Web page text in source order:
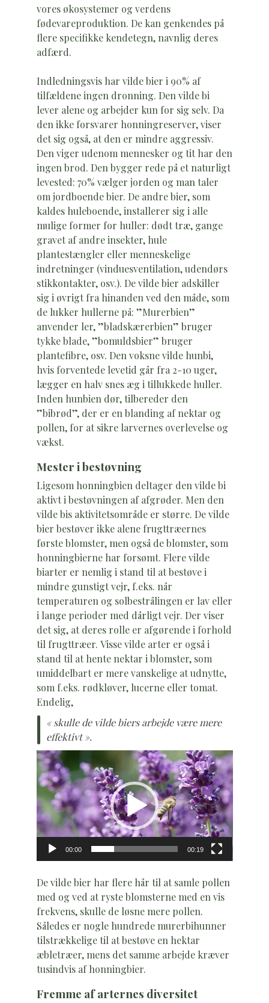
vores økosystemer og verdens
fødevareproduktion. De kan genkendes på
flere specifikke kendetegn, navnlig deres
adfærd.
Indledningsvis har vilde bier i 90% af
tilfældene ingen dronning. Den vilde bi
lever alene og arbejder kun for sig selv. Da
den ikke forsvarer honningreserver, viser
det sig også, at den er mindre aggressiv.
Den viger udenom mennesker og tit har den
ingen brod. Den bygger rede på et naturligt
levested: 70% vælger jorden og man taler
om jordboende bier. De andre bier, som
kaldes huleboende, installerer sig i alle
mulige former for huller: dødt træ, gange
gravet af andre insekter, hule
plantestængler eller menneskelige
indretninger (vinduesventilation, udendørs
stikkontakter, osv.). De vilde bier adskiller
sig i øvrigt fra hinanden ved den måde, som
de lukker hullerne på: ”Murerbien”
anvender ler, ”bladskærerbien” bruger
tykke blade, ”bomuldsbier” bruger
plantefibre, osv. Den voksne vilde hunbi,
hvis forventede levetid går fra 2-10 uger,
lægger en halv snes æg i tillukkede huller.
Inden hunbien dør, tilbereder den
”bibrød”, der er en blanding af nektar og
pollen, for at sikre larvernes overlevelse og
vækst.
Mester i bestøvning
Ligesom honningbien deltager den vilde bi
aktivt i bestøvningen af afgrøder. Men den
vilde bis aktivitetsområde er større. De vilde
bier bestøver ikke alene frugttræernes
første blomster, men også de blomster, som
honningbierne har forsømt. Flere vilde
biarter er nemlig i stand til at bestøve i
mindre gunstigt vejr, f.eks. når
temperaturen og solbestrålingen er lav eller
i lange perioder med dårligt vejr. Der viser
det sig, at deres rolle er afgørende i forhold
til frugttræer. Visse vilde arter er også i
stand til at hente nektar i blomster, som
umiddelbart er mere vanskelige at udnytte,
som f.eks. rødkløver, lucerne eller tomat.
Endelig,
« skulle de vilde biers arbejde være mere
effektivt ».
Videoafspiller
00:00 00:19
De vilde bier har flere hår til at samle pollen
med og ved at ryste blomsterne med en vis
frekvens, skulle de løsne mere pollen.
Således er nogle hundrede murerbihunner
tilstrækkelige til at bestøve en hektar
æbletræer, mens det samme arbejde kræver
tusindvis af honningbier.
Fremme af arternes diversitet